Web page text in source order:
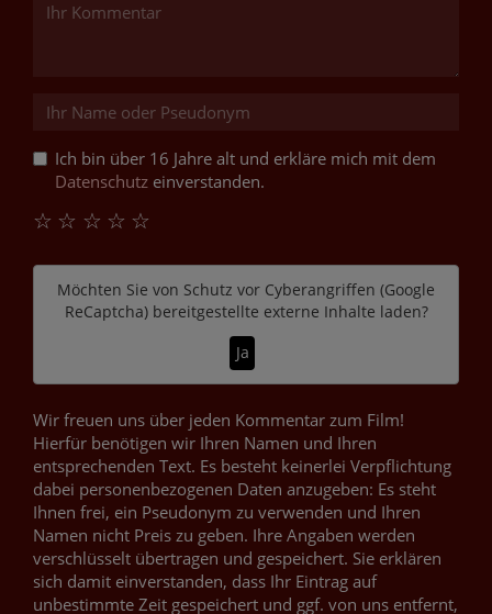
Ich bin über 16 Jahre alt und erkläre mich mit dem
Datenschutz einverstanden.
☆
☆
☆
☆
☆
Möchten Sie von Schutz vor Cyberangriffen (Google
ReCaptcha)bereitgestellte externe Inhalte laden?
Ja
Wir freuen uns über jeden Kommentar zum Film!
Hierfür benötigen wir Ihren Namen und Ihren
entsprechenden Text. Es besteht keinerlei Verpflichtung
dabei personenbezogenen Daten anzugeben: Es steht
Ihnen frei, ein Pseudonym zu verwenden und Ihren
Namen nicht Preis zu geben. Ihre Angaben werden
verschlüsselt übertragen und gespeichert. Sie erklären
sich damit einverstanden, dass Ihr Eintrag auf
unbestimmte Zeit gespeichert und ggf. von uns entfernt,